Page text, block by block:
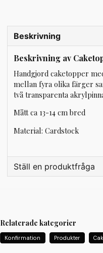
Beskrivning
Beskrivning av
Handgjord caketopper
mellan fyra olika färger
två transparenta
Mått ca 13-14 cm bred
Material: Cardstock
Ställ en produktfråga
name
Namn
Relaterade kategorier
Konfirmation Produkter